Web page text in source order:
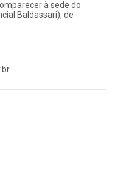
à sede do
Baldassari), de